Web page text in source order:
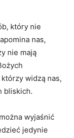
który nie
nas,
nie mają
widzą nas,
bliskich.
wyjaśnić
jedynie